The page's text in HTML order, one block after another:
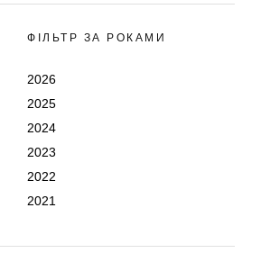
ФІЛЬТР ЗА РОКАМИ
2026
2025
2024
2023
2022
2021